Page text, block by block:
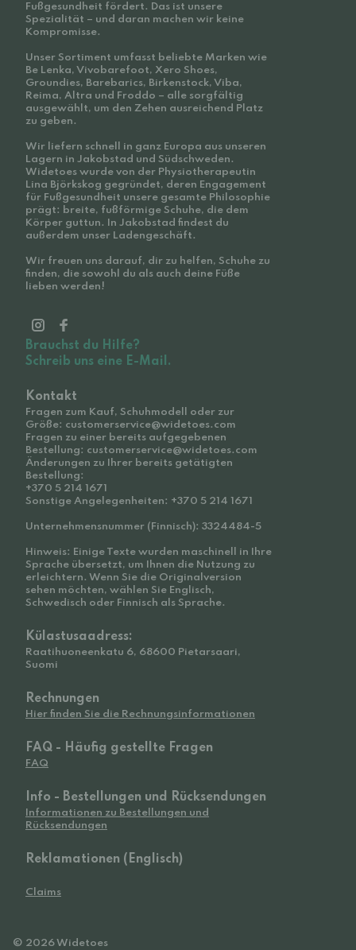
Fußgesundheit fördert. Das ist unsere
Spezialität – und daran machen wir keine
Kompromisse.
Unser Sortiment umfasst beliebte Marken wie
Be Lenka, Vivobarefoot, Xero Shoes,
Groundies, Barebarics, Birkenstock, Viba,
Reima, Altra und Froddo – alle sorgfältig
ausgewählt, um den Zehen ausreichend Platz
zu geben.
Wir liefern schnell in ganz Europa aus unseren
Lagern in Jakobstad und Südschweden.
Widetoes wurde von der Physiotherapeutin
Lina Björkskog gegründet, deren Engagement
für Fußgesundheit unsere gesamte Philosophie
prägt: breite, fußförmige Schuhe, die dem
Körper guttun. In Jakobstad findest du
außerdem unser Ladengeschäft.
Wir freuen uns darauf, dir zu helfen, Schuhe zu
finden, die sowohl du als auch deine Füße
lieben werden!
Brauchst du Hilfe?
Schreib uns eine E-Mail.
Kontakt
Fragen zum Kauf, Schuhmodell oder zur
Größe: customerservice@widetoes.com
Fragen zu einer bereits aufgegebenen
Bestellung: customerservice@widetoes.com
Änderungen zu Ihrer bereits getätigten
Bestellung:
+370 5 214 1671
Sonstige Angelegenheiten: +370 5 214 1671
Unternehmensnummer (Finnisch): 3324484-5
Hinweis: Einige Texte wurden maschinell in Ihre
Sprache übersetzt, um Ihnen die Nutzung zu
erleichtern. Wenn Sie die Originalversion
sehen möchten, wählen Sie Englisch,
Schwedisch oder Finnisch als Sprache.
Külastusaadress:
Raatihuoneenkatu 6, 68600 Pietarsaari,
Suomi
Rechnungen
Hier finden Sie die Rechnungsinformationen
FAQ - Häufig gestellte Fragen
FAQ
Info - Bestellungen und Rücksendungen
Informationen zu Bestellungen und
Rücksendungen
Reklamationen (Englisch)
Claims
© 2026 Widetoes